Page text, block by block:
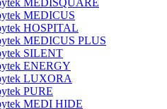
MEDISQUARE
MEDICUS
HOSPITAL
MEDICUS PLUS
SILENT
ENERGY
LUXORA
PURE
MEDI HIDE